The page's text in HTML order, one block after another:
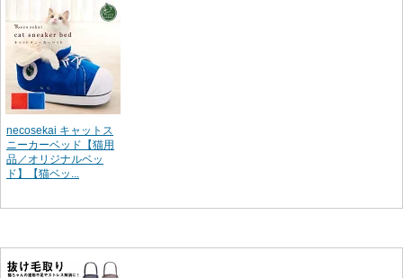
necosekai キャットス
ニーカーベッド【猫用
品／オリジナルベッ
ド】【猫ベッ...